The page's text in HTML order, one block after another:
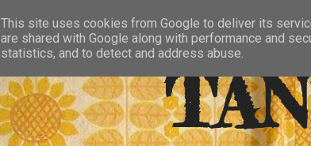
This site uses cookies from Google to deliver its
are shared with Google along with performance and
statistics, and to detect and address abuse.